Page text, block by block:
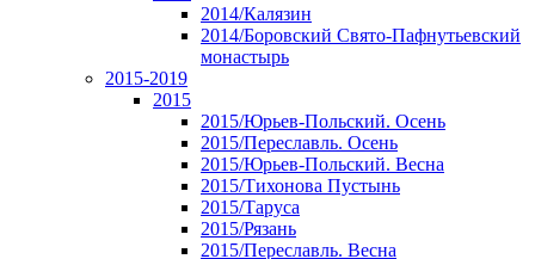
2014/Калязин
2014/Боровский Свято-Пафнутьевский
монастырь
2015-2019
2015
2015/Юрьев-Польский. Осень
2015/Переславль. Осень
2015/Юрьев-Польский. Весна
2015/Тихонова Пустынь
2015/Таруса
2015/Рязань
2015/Переславль. Весна